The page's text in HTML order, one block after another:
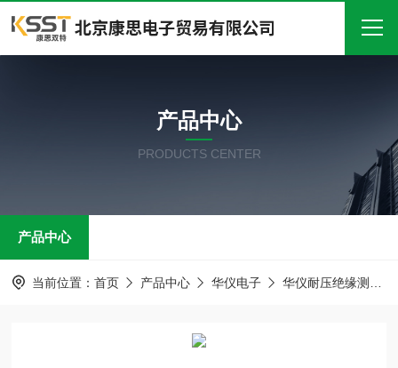
关于我们
产品中心
在线留言
产品中心
PRODUCTS CENTER
产品中心
当前位置： 首页 产品中心 华仪电子 华仪耐压绝缘测试仪